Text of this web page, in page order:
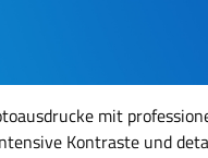
mit
Kontraste und